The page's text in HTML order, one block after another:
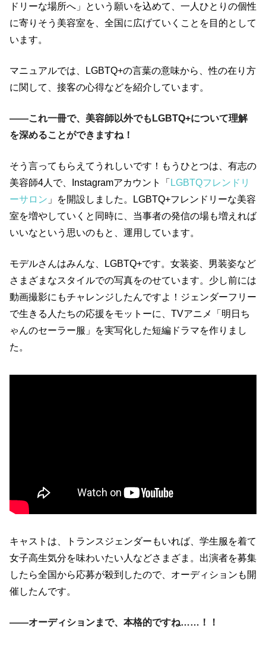
ドリーな場所へ」という願いを込めて、一人ひとりの個性
に寄りそう美容室を、全国に広げていくことを目的として
います。
マニュアルでは、LGBTQ+の言葉の意味から、性の在り方
に関して、接客の心得などを紹介しています。
――これ一冊で、美容師以外でもLGBTQ+について理解
を深めることができますね！
そう言ってもらえてうれしいです！もうひとつは、有志の
美容師4人で、Instagramアカウント「 LGBTQフレンドリ
ーサロン 」を開設しました。LGBTQ+フレンドリーな美容
室を増やしていくと同時に、当事者の発信の場も増えれば
いいなという思いのもと、運用しています。
モデルさんはみんな、LGBTQ+です。女装姿、男装姿など
さまざまなスタイルでの写真をのせています。少し前には
動画撮影にもチャレンジしたんですよ！ジェンダーフリー
で生きる人たちの応援をモットーに、TVアニメ「明日ち
ゃんのセーラー服」を実写化した短編ドラマを作りまし
た。
キャストは、トランスジェンダーもいれば、学生服を着て
女子高生気分を味わいたい人などさまざま。出演者を募集
したら全国から応募が殺到したので、オーディションも開
催したんです。
――オーディションまで、本格的ですね……！！